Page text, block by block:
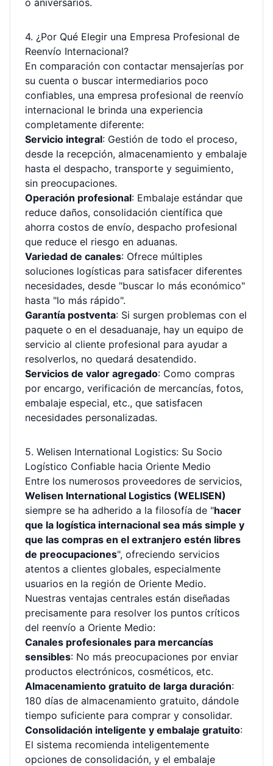
o aniversarios.
4. ¿Por Qué Elegir una Empresa Profesional de
Reenvío Internacional?
En comparación con contactar mensajerías por
su cuenta o buscar intermediarios poco
confiables, una empresa profesional de reenvío
internacional le brinda una experiencia
completamente diferente:
Servicio integral: Gestión de todo el proceso,
desde la recepción, almacenamiento y embalaje
hasta el despacho, transporte y seguimiento,
sin preocupaciones.
Operación profesional: Embalaje estándar que
reduce daños, consolidación científica que
ahorra costos de envío, despacho profesional
que reduce el riesgo en aduanas.
Variedad de canales: Ofrece múltiples
soluciones logísticas para satisfacer diferentes
necesidades, desde "buscar lo más económico"
hasta "lo más rápido".
Garantía postventa: Si surgen problemas con el
paquete o en el desaduanaje, hay un equipo de
servicio al cliente profesional para ayudar a
resolverlos, no quedará desatendido.
Servicios de valor agregado: Como compras
por encargo, verificación de mercancías, fotos,
embalaje especial, etc., que satisfacen
necesidades personalizadas.
5. Welisen International Logistics: Su Socio
Logístico Confiable hacia Oriente Medio
Entre los numerosos proveedores de servicios,
Welisen International Logistics (WELISEN)
siempre se ha adherido a la filosofía de "hacer
que la logística internacional sea más simple y
que las compras en el extranjero estén libres
de preocupaciones", ofreciendo servicios
atentos a clientes globales, especialmente
usuarios en la región de Oriente Medio.
Nuestras ventajas centrales están diseñadas
precisamente para resolver los puntos críticos
del reenvío a Oriente Medio:
Canales profesionales para mercancías
sensibles: No más preocupaciones por enviar
productos electrónicos, cosméticos, etc.
Almacenamiento gratuito de larga duración:
180 días de almacenamiento gratuito, dándole
tiempo suficiente para comprar y consolidar.
Consolidación inteligente y embalaje gratuito:
El sistema recomienda inteligentemente
opciones de consolidación, y el embalaje